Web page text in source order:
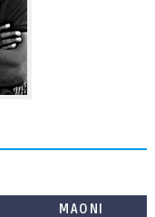
MAONI